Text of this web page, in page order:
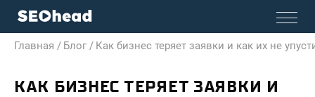
Главная / Блог / Как бизнес теряет заявки и как их не
КАК БИЗНЕС ТЕРЯЕТ ЗАЯВКИ И